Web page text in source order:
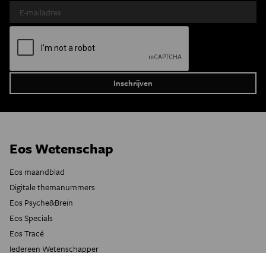
Eos Wetenschap
Eos maandblad
Digitale themanummers
Eos Psyche&Brein
Eos Specials
Eos Tracé
Iedereen Wetenschapper